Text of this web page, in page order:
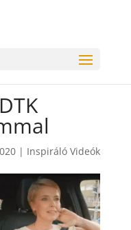
| Inspiráló Videók